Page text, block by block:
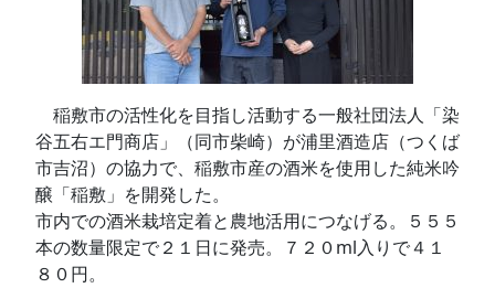
稲敷市の活性化を目指し活動する一般社団法人「染
谷五右エ門商店」（同市柴崎）が浦里酒造店（つくば
市吉沼）の協力で、稲敷市産の酒米を使用した純米吟
醸「稲敷」を開発した。
市内での酒米栽培定着と農地活用につなげる。５５５
本の数量限定で２１日に発売。７２０ml入りで４１
８０円。